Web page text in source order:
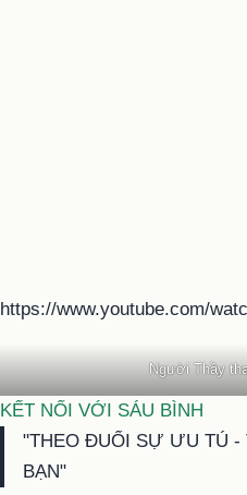
https://www.youtube.com/
Người Thầy
KẾT NỐI VỚI SÁU BÌNH
"THEO ĐUỔI SỰ ƯU TÚ -
BẠN"